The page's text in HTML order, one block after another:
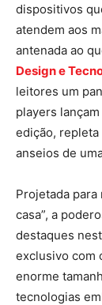
dispositivos
atendem aos
antenada ao
Design e
leitores um
players
edição,
anseios de
Projetada
casa”, a
destaques
exclusivo com
enorme
tecnologias